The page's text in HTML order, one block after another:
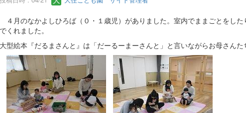
４月のなかよしひろば（０・１歳児）がありました。室内でままごとをし
でくれました。
大型絵本『だるまさんと』は「だーるーまーさんと」と言いながらお母さんた